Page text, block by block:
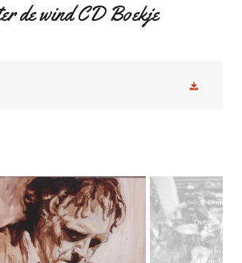
de wind CD Boekje